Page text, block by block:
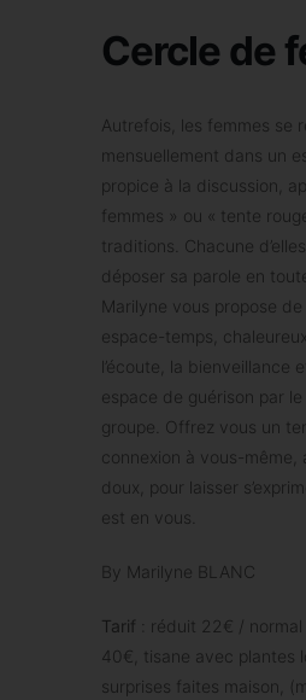
Cercle de
Autrefois, les femmes se
mensuellement dans un
propice à la discussion,
femmes » ou « tente
traditions. Chacune
déposer sa parole en
Marilyne vous propose
espace-temps,
l’écoute, la bienveillance
espace de guérison par
groupe. Offrez vous un
connexion à vous-même,
doux, pour laisser
est en vous.
By Marilyne BLANC
Tarif
: réduit 22€ /
40€, tisane avec plantes
surprises faites maison,